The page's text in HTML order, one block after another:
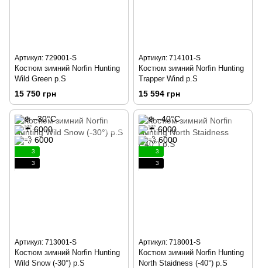
Артикул: 729001-S
Костюм зимний Norfin Hunting
Wild Green р.S
15 750 грн
Артикул: 714101-S
Костюм зимний Norfin Hunting
Trapper Wind р.S
15 594 грн
3
3
Артикул: 713001-S
Костюм зимний Norfin Hunting
Wild Snow (-30°) р.S
3
3
Артикул: 718001-S
Костюм зимний Norfin Hunting
North Staidness (-40°) р.S